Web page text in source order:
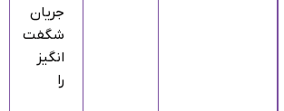
جریان
شگفت
انگیز
را